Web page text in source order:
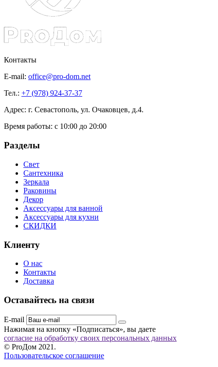
Контакты
E-mail: office@pro-dom.net
Тел.: +7 (978) 924-37-37
Адрес: г. Севастополь, ул. Очаковцев, д.4.
Время работы: с 10:00 до 20:00
Разделы
Свет
Сантехника
Зеркала
Раковины
Декор
Аксессуары для ванной
Аксессуары для кухни
СКИДКИ
Клиенту
О нас
Контакты
Доставка
Оставайтесь на связи
E-mail
Нажимая на кнопку «Подписаться», вы даете
согласие на обработку своих персональных данных
© ProДом 2021.
Пользовательское соглашение